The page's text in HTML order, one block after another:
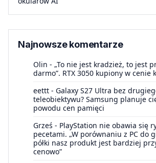
Najnowsze komentarze
Olin - „To nie jest kradzież, to jest
darmo”. RTX 3050 kupiony w cenie
eettt - Galaxy S27 Ultra bez
teleobiektywu? Samsung planuje
powodu cen pamięci
Grześ - PlayStation nie obawia się
pecetami. „W porównaniu z PC do
półki nasz produkt jest bardziej
cenowo”